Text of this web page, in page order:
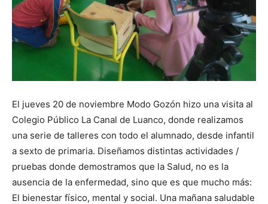
El jueves 20 de noviembre Modo Gozón hizo una visita al
Colegio Público La Canal de Luanco, donde realizamos
una serie de talleres con todo el alumnado, desde infantil
a sexto de primaria. Diseñamos distintas actividades /
pruebas donde demostramos que la Salud, no es la
ausencia de la enfermedad, sino que es que mucho más:
El bienestar físico, mental y social. Una mañana saludable